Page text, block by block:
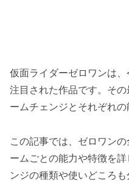
仮面ライダーゼロワンは
注目された作品です。そ
ームチェンジとそれぞれの
この記事では、ゼロワン
ームごとの能力や特徴を
ンジの種類や使いどころ